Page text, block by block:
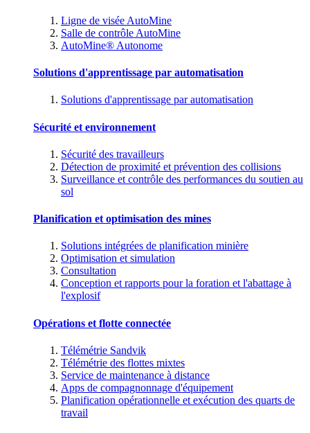
Ligne de visée AutoMine
Salle de contrôle AutoMine
AutoMine® Autonome
Solutions d'apprentissage par automatisation
Solutions d'apprentissage par automatisation
Sécurité et environnement
Sécurité des travailleurs
Détection de proximité et prévention des collisions
Surveillance et contrôle des performances du soutien au
sol
Planification et optimisation des mines
Solutions intégrées de planification minière
Optimisation et simulation
Consultation
Conception et rapports pour la foration et l'abattage à
l'explosif
Opérations et flotte connectée
Télémétrie Sandvik
Télémétrie des flottes mixtes
Service de maintenance à distance
Apps de compagnonnage d'équipement
Planification opérationnelle et exécution des quarts de
travail